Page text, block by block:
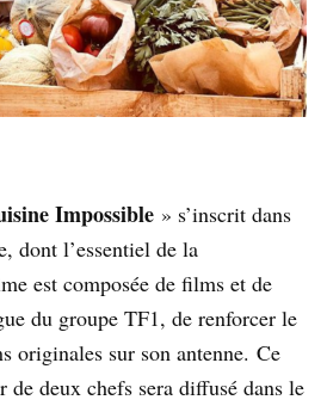
Impossible » s’inscrit dans
dont l’essentiel de la
est composée de films et de
du groupe TF1, de renforcer le
originales sur son antenne. Ce
de deux chefs sera diffusé dans le